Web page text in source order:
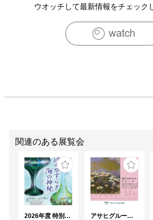
ウオッチして最新情報をチェック
関連のある展覧会
2026年度 特別展「ガレとドーム、アール･ヌーヴォーのガラス 水辺のやすらぎ、海の神秘」
アサヒグループ大山崎山荘美術館 開館30周年記念展「没後100年 クロード・モネ」